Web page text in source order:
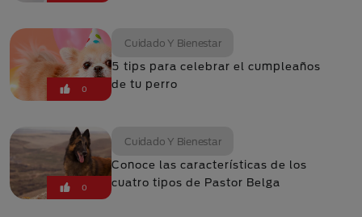
0
Cuidado Y Bienestar
5 tips para celebrar el cumpleaños
de tu perro
0
Cuidado Y Bienestar
Conoce las características de los
cuatro tipos de Pastor Belga